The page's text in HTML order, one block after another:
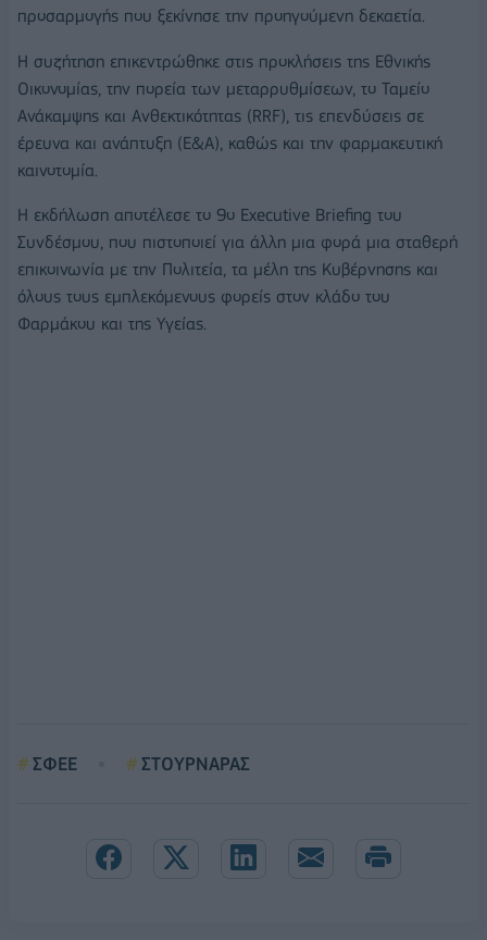
προσαρμογής που ξεκίνησε την προηγούμενη δεκαετία.
Η συζήτηση επικεντρώθηκε στις προκλήσεις της Εθνικής
Οικονομίας, την πορεία των μεταρρυθμίσεων, το Ταμείο
Ανάκαμψης και Ανθεκτικότητας (RRF), τις επενδύσεις σε
έρευνα και ανάπτυξη (Ε&Α), καθώς και την φαρμακευτική
καινοτομία.
H εκδήλωση αποτέλεσε το 9ο Executive Briefing του
Συνδέσμου, που πιστοποιεί για άλλη μια φορά μια σταθερή
επικοινωνία με την Πολιτεία, τα μέλη της Κυβέρνησης και
όλους τους εμπλεκόμενους φορείς στον κλάδο του
Φαρμάκου και της Υγείας.
ΣΦΕΕ ΣΤΟΥΡΝΑΡΑΣ